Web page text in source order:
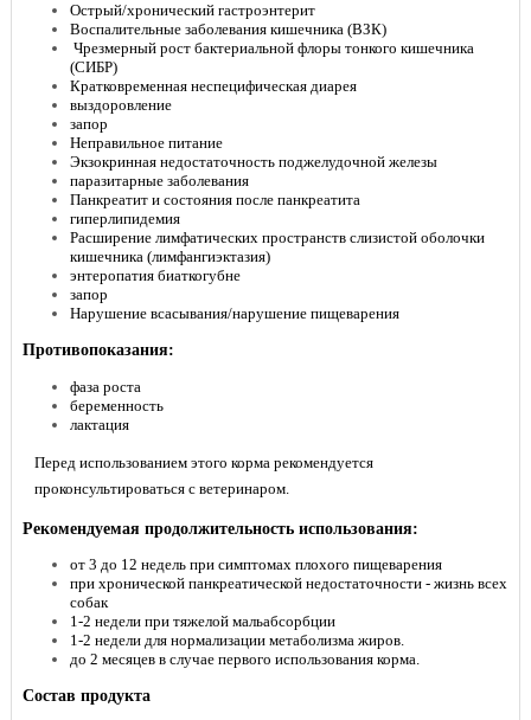
Острый/хронический гастроэнтерит
Воспалительные заболевания кишечника (ВЗК)
Чрезмерный рост бактериальной флоры тонкого кишечника
(СИБР)
Кратковременная неспецифическая диарея
выздоровление
запор
Неправильное питание
Экзокринная недостаточность поджелудочной железы
паразитарные заболевания
Панкреатит и состояния после панкреатита
гиперлипидемия
Расширение лимфатических пространств слизистой оболочки
кишечника (лимфангиэктазия)
энтеропатия биаткогубне
запор
Нарушение всасывания/нарушение пищеварения
Противопоказания:
фаза роста
беременность
лактация
Перед использованием этого корма рекомендуется
проконсультироваться с ветеринаром.
Рекомендуемая продолжительность использования:
от 3 до 12 недель при симптомах плохого пищеварения
при хронической панкреатической недостаточности - жизнь всех
собак
1-2 недели при тяжелой мальабсорбции
1-2 недели для нормализации метаболизма жиров.
до 2 месяцев в случае первого использования корма.
Состав продукта